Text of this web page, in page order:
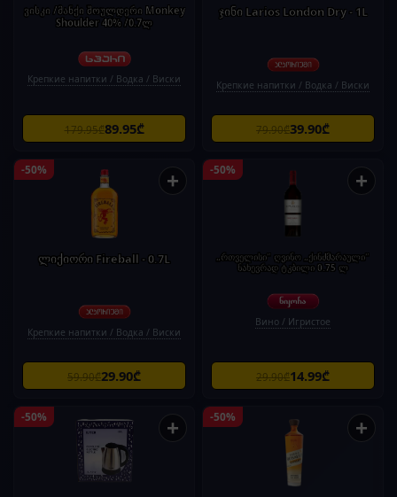
ვისკი /მანქი შოულდერი Monkey
Shoulder 40% /0.7ლ
Крепкие напитки / Водка / Виски
179.95₾89.95₾
ჯინი Larios London Dry - 1L
Крепкие напитки / Водка / Виски
79.90₾39.90₾
-50% +
ლიქიორი Fireball - 0.7L
Крепкие напитки / Водка / Виски
59.90₾29.90₾
-50% +
„რთველისი" ღვინო „ქინძმარაული"
ნახევრად ტკბილი 0.75 ლ
Вино / Игристое
29.90₾14.99₾
-50% + -50% +